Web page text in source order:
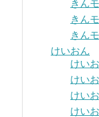
きん
きん
きん
けいおん
けい
けい
けい
けい